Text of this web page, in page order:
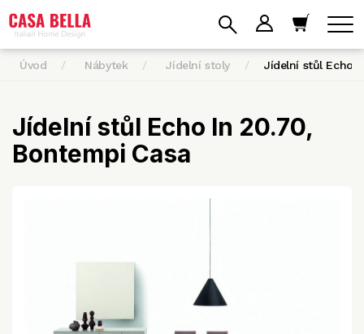
Úvod Nábytek Jídelní stoly Jídelní stůl Echo…
Jídelní stůl Echo In 20.70,
Bontempi Casa